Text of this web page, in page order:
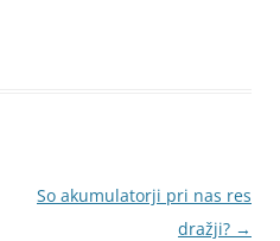
So akumulatorji pri nas res
dražji? →